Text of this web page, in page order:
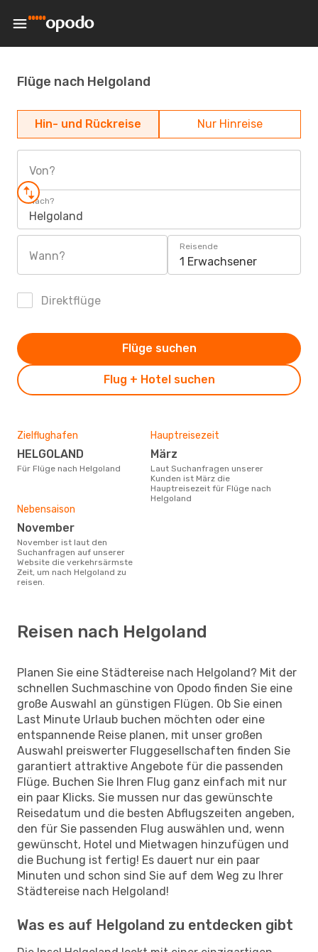
Flüge nach Helgoland
Hin- und Rückreise Nur Hinreise
Von?
Nach?
Helgoland
Wann?
Reisende
1 Erwachsener
Direktflüge
Flug + Hotel suchen
Flüge suchen
Zielflughafen
HELGOLAND
Für Flüge nach Helgoland
Hauptreisezeit
März
Laut Suchanfragen unserer
Kunden ist März die
Hauptreisezeit für Flüge nach
Helgoland
Nebensaison
November
November ist laut den
Suchanfragen auf unserer
Website die verkehrsärmste
Zeit, um nach Helgoland zu
reisen.
Reisen nach Helgoland
Planen Sie eine Städtereise nach Helgoland? Mit der
schnellen Suchmaschine von Opodo finden Sie eine
große Auswahl an günstigen Flügen. Ob Sie einen
Last Minute Urlaub buchen möchten oder eine
entspannende Reise planen, mit unser großen
Auswahl preiswerter Fluggesellschaften finden Sie
garantiert attraktive Angebote für die passenden
Flüge. Buchen Sie Ihren Flug ganz einfach mit nur
ein paar Klicks. Sie mussen nur das gewünschte
Reisedatum und die besten Abflugszeiten angeben,
den für Sie passenden Flug auswählen und, wenn
gewünscht, Hotel und Mietwagen hinzufügen und
die Buchung ist fertig! Es dauert nur ein paar
Minuten und schon sind Sie auf dem Weg zu Ihrer
Städtereise nach Helgoland!
Was es auf Helgoland zu entdecken gibt